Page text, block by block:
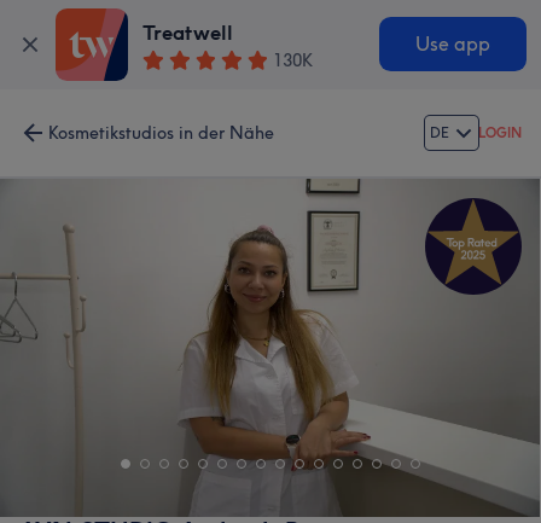
Treatwell
130K
Use app
Kosmetikstudios in der Nähe DE LOGIN